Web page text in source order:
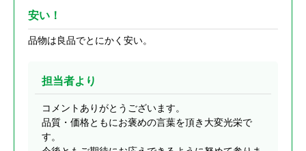
安い！
品物は良品でとにかく安い。
担当者より
コメントありがとうございます。
品質・価格ともにお褒めの言葉を頂き大変光栄で
す。